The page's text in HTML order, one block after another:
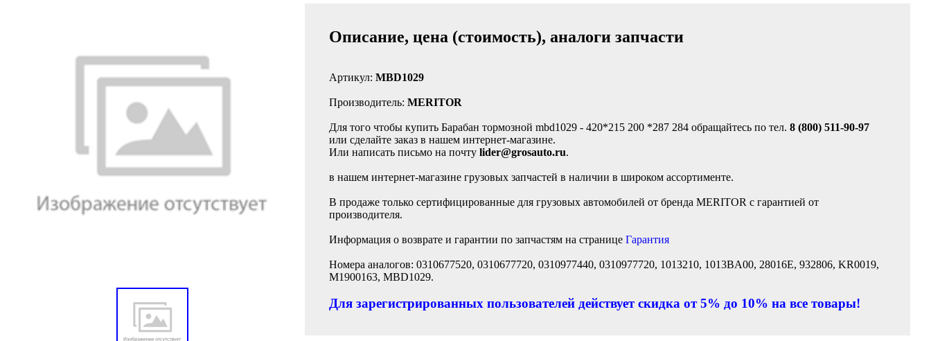
Описание, цена (стоимость), аналоги запчасти
Артикул: MBD1029
Производитель: MERITOR
Для того чтобы купить Барабан тормозной mbd1029 - 420*215 200 *287 284 обращайтесь по тел. 8 (800) 511-90-97
или сделайте заказ в нашем интернет-магазине.
Или написать письмо на почту lider@grosauto.ru.
в нашем интернет-магазине грузовых запчастей в наличии в широком ассортименте.
В продаже только сертифицированные для грузовых автомобилей от бренда MERITOR с гарантией от
производителя.
Информация о возврате и гарантии по запчастям на странице Гарантия
Номера аналогов: 0310677520, 0310677720, 0310977440, 0310977720, 1013210, 1013BA00, 28016E, 932806, KR0019,
M1900163, MBD1029.
Для зарегистрированных пользователей действует скидка от 5% до 10% на все товары!